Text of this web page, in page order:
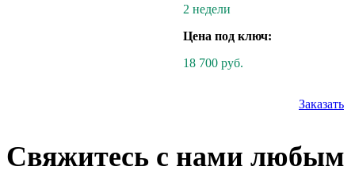
2 недели
Цена под ключ:
18 700 руб.
Заказать
Свяжитесь с нами любым